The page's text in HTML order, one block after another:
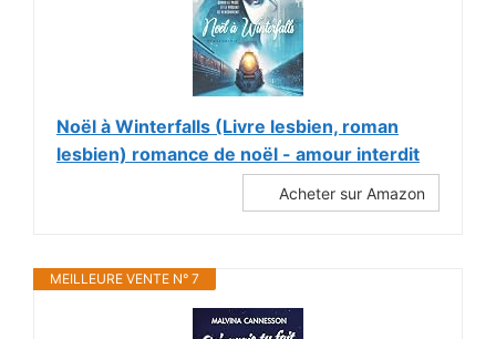
Noël à Winterfalls (Livre lesbien, roman
lesbien) romance de noël - amour interdit
Acheter sur Amazon
MEILLEURE VENTE N° 7